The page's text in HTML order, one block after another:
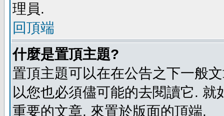
理員.
回頂端
什麼是置頂主題?
置頂主題可以在在公告之下一般
以您也必須儘可能的去閱讀它.
重要的文章, 來置於版面的頂端.